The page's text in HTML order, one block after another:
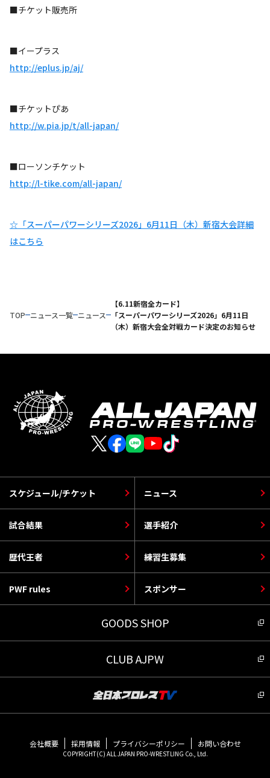
■チケット販売所
■イープラス
http://eplus.jp/aj/
■チケットぴあ
http://w.pia.jp/t/all-japan/
■ローソンチケット
http://l-tike.com/all-japan/
☆「スーパーパワーシリーズ2026」6月11日（木）新宿大会詳細
はこちら
TOP ニュース一覧 ニュース
【6.11新宿全カード】
「スーパーパワーシリーズ2026」6月11日
（木）新宿大会全対戦カード決定のお知らせ
スケジュール/チケット
選手紹介
PWF rules
ニュース
歴代王者
スポンサー
試合結果
練習生募集
GOODS SHOP
CLUB AJPW
会社概要 採用情報 プライバシーポリシー お問い合わせ
COPYRIGHT(C) ALL JAPAN PRO-WRESTLING Co., Ltd.